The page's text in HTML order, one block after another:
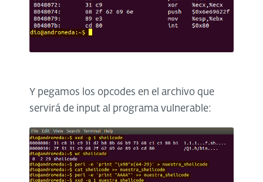
Y pegamos los opcodes en el archivo que
servirá de input al programa vulnerable: